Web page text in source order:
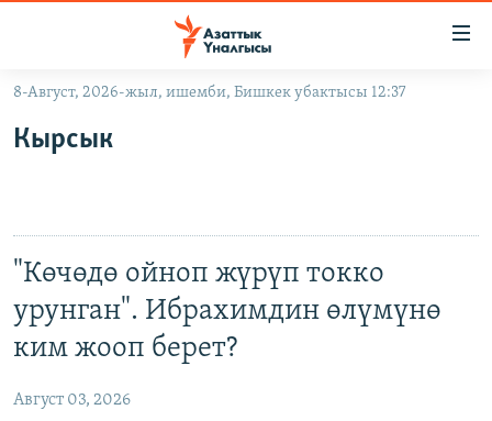
Навигацияга
өтүңүз
ИздөөгөКЫРГЫЗСТАН
САЯСАТ
ЭКОНОМИКА
МАДАНИЯТ
ДҮЙНӨ
БОРБОР АЗИЯ
УКРАИНА
АТАЙЫН ИЛИКТӨӨ
ТВ ПРОГРАММАЛАР
БҮГҮН АЗАТТЫКТА
ЭКСПЕРТТЕР ТАЛДАЙТ
ПОДКАСТ
ӨЗГӨЧӨ ПИКИР
8-Август, 2026-жыл, ишемби, Бишкек убактысы 12:37
Кырсык
"Көчөдө ойноп жүрүп токко
урунган". Ибрахимдин өлүмүнө
ким жооп берет?
Август 03, 2026